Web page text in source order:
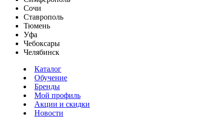
Сочи
Ставрополь
Тюмень
Уфа
Чебоксары
Челябинск
Каталог
Обучение
Бренды
Мой профиль
Акции и скидки
Новости